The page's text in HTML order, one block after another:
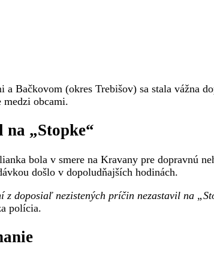
sa
stala
dopravná
vodič
dodávky
nezastavil
na
Bačkovom (okres Trebišov) sa stala vážna
medzi obcami.
na „Stopke“
bola v smere na Kravany pre dopravnú
došlo v dopoludňajších hodinách.
doposiaľ nezistených príčin nezastavil na
polícia.